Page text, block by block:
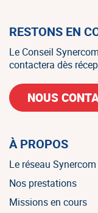
RESTONS EN
Le Conseil
contactera dès
NOUS
À PROPOS
Le réseau Synercom
Nos prestations
Missions en cours